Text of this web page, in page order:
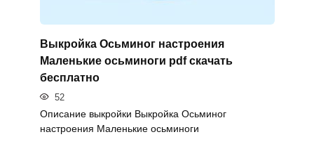
Выкройка Осьминог настроения
Маленькие осьминоги pdf скачать
бесплатно
52
Описание выкройки Выкройка Осьминог
настроения Маленькие осьминоги